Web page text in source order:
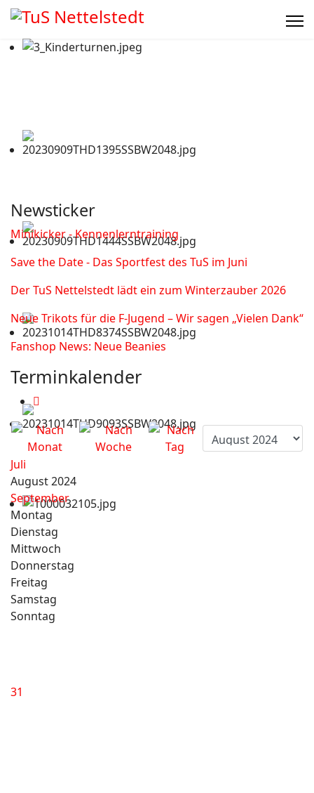
Newsticker
Minikicker - Kennenlerntraining
Save the Date - Das Sportfest des TuS im Juni
Der TuS Nettelstedt lädt ein zum Winterzauber 2026
Neue Trikots für die F-Jugend – Wir sagen „Vielen Dank“
Fanshop News: Neue Beanies
Terminkalender
Juli
August 2024
September
Montag
Dienstag
Mittwoch
Donnerstag
Freitag
Samstag
Sonntag
31